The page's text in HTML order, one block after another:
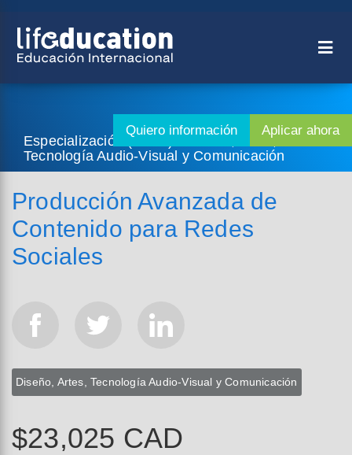
Especialización (1 año) - Diseño, Artes,
Tecnología Audio-Visual y Comunicación
Producción Avanzada de
Contenido para Redes
Sociales
Diseño, Artes, Tecnología Audio-Visual y Comunicación
$23,025 CAD